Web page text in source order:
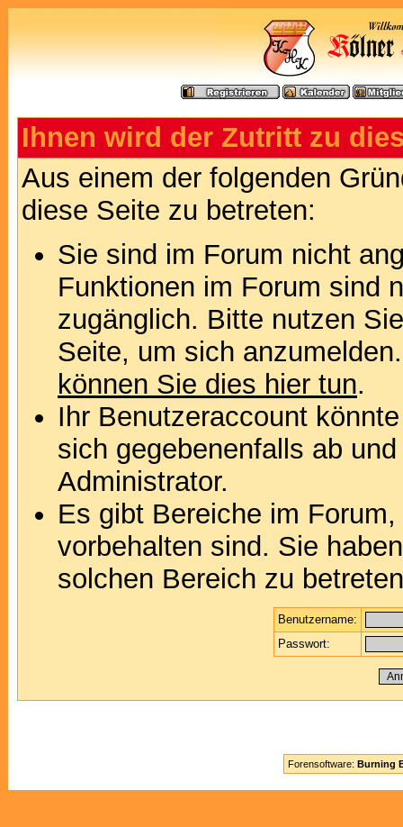
Ihnen wird der Zutritt zu
Aus einem der folgenden
diese Seite zu betreten:
Sie sind im Forum nicht
Funktionen im Forum sind
zugänglich. Bitte nutzen
Seite, um sich
können Sie dies hier tun.
Ihr Benutzeraccount
sich gegebenenfalls ab
Administrator.
Es gibt Bereiche im
vorbehalten sind. Sie
solchen Bereich zu
Benutzername:
Passwort:
Forensoftware: Burning